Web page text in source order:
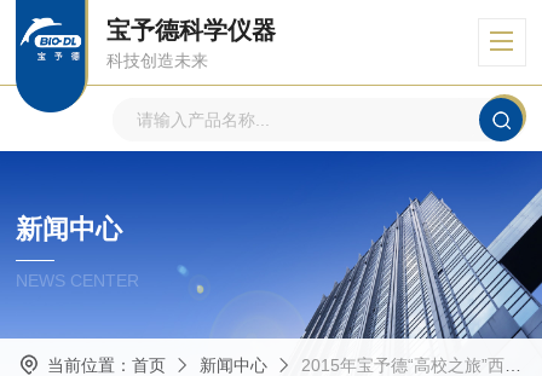
宝予德科学仪器
科技创造未来
新闻中心
NEWS CENTER
当前位置： 首页 新闻中心 2015年宝予德“高校之旅”西南区专辑第7站--重庆大学